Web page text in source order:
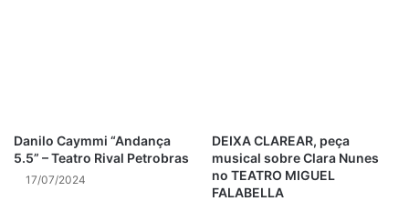
Danilo Caymmi “Andança
5.5” – Teatro Rival Petrobras
17/07/2024
DEIXA CLAREAR, peça
musical sobre Clara Nunes
no TEATRO MIGUEL
FALABELLA